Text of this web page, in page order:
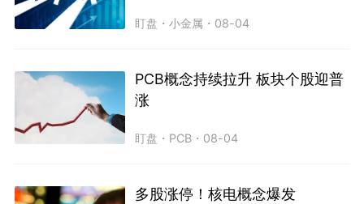
盯盘 ・小金属 ・ 08-04
PCB概念持续拉升 板块个股迎普
涨
盯盘 ・ PCB ・ 08-04
多股涨停！核电概念爆发